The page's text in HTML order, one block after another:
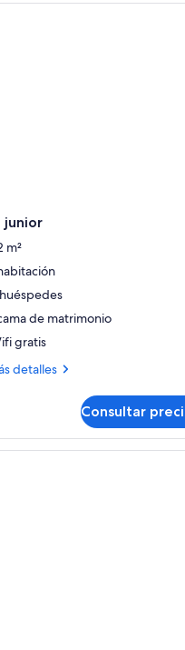
junior
m²
de matrimonio
gratis
detalles
Consultar